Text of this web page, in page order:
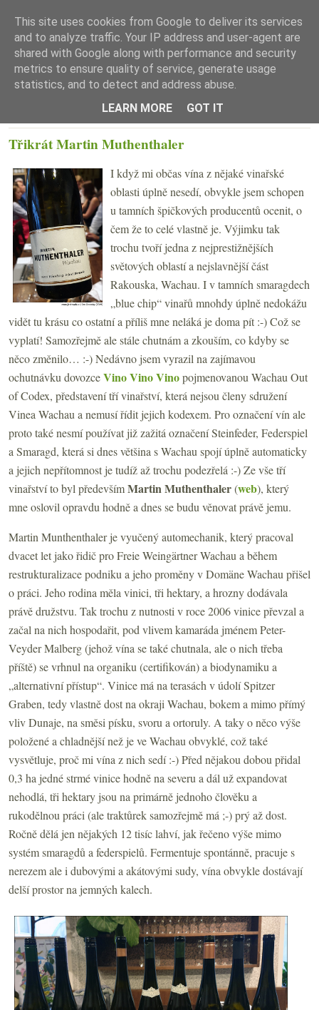
☰ Menu
Třikrát Martin Muthenthaler
I když mi občas vína z nějaké vinařské
oblasti úplně nesedí, obvykle jsem schopen
u tamních špičkových producentů ocenit, o
čem že to celé vlastně je. Výjimku tak
trochu tvoří jedna z nejprestižnějších
světových oblastí a nejslavnější část
Rakouska, Wachau. I v tamních smaragdech
„blue chip“ vinařů mnohdy úplně nedokážu
vidět tu krásu co ostatní a příliš mne neláká je doma pít :-) Což se
vyplatí! Samozřejmě ale stále chutnám a zkouším, co kdyby se
něco změnilo… :-) Nedávno jsem vyrazil na zajímavou
ochutnávku dovozceVino Vino Vinopojmenovanou Wachau Out
of Codex, představení tří vinařství, která nejsou členy sdružení
Vinea Wachau a nemusí řídit jejich kodexem. Pro označení vín ale
proto také nesmí používat již zažitá označení Steinfeder, Federspiel
a Smaragd, která si dnes většina s Wachau spojí úplně automaticky
a jejich nepřítomnost je tudíž až trochu podezřelá :-) Ze vše tří
vinařství to byl předevšímMartin Muthenthaler(web), který
mne oslovil opravdu hodně a dnes se budu věnovat právě jemu.
Martin Munthenthaler je vyučený automechanik, který pracoval
dvacet let jako řidič pro Freie Weingärtner Wachau a během
restrukturalizace podniku a jeho proměny v Domäne Wachau přišel
o práci. Jeho rodina měla vinici, tři hektary, a hrozny dodávala
právě družstvu. Tak trochu z nutnosti v roce 2006 vinice převzal a
začal na nich hospodařit, pod vlivem kamaráda jménem Peter-
Veyder Malberg (jehož vína se také chutnala, ale o nich třeba
příště) se vrhnul na organiku (certifikován) a biodynamiku a
„alternativní přístup“. Vinice má na terasách v údolí Spitzer
Graben, tedy vlastně dost na okraji Wachau, bokem a mimo přímý
vliv Dunaje, na směsi písku, svoru a ortoruly. A taky o něco výše
položené a chladnější než je ve Wachau obvyklé, což také
vysvětluje, proč mi vína z nich sedí :-) Před nějakou dobou přidal
0,3 ha jedné strmé vinice hodně na severu a dál už expandovat
nehodlá, tři hektary jsou na primárně jednoho člověku a
rukodělnou práci (ale traktůrek samozřejmě má ;-) prý až dost.
Ročně dělá jen nějakých 12 tisíc lahví, jak řečeno výše mimo
systém smaragdů a federspielů. Fermentuje spontánně, pracuje s
nerezem ale i dubovými a akátovými sudy, vína obvykle dostávají
delší prostor na jemných kalech.
This site uses cookies from Google to deliver its services
and to analyze traffic. Your IP address and user-agent are
shared with Google along with performance and security
metrics to ensure quality of service, generate usage
statistics, and to detect and address abuse.
LEARN MORE
GOT IT